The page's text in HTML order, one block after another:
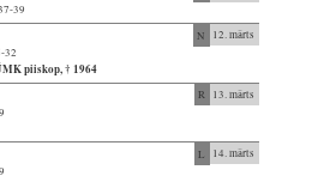
39
N
12. märts
32
piiskop, † 1964
R 13. märts
L
14. märts